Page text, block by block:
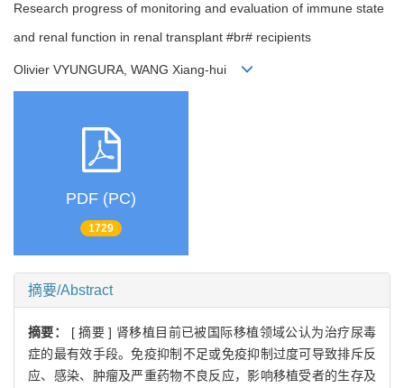
Research progress of monitoring and evaluation of immune state
and renal function in renal transplant #br# recipients
Olivier VYUNGURA, WANG Xiang-hui
PDF (PC)
1729
摘要/Abstract
摘要： [ 摘要 ] 肾移植目前已被国际移植领域公认为治疗尿毒
症的最有效手段。免疫抑制不足或免疫抑制过度可导致排斥反
应、感染、肿瘤及严重药物不良反应，影响移植受者的生存及